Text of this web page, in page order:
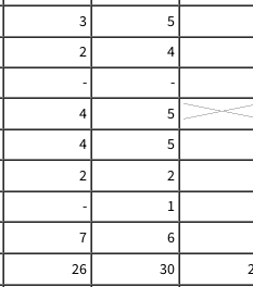
3
5
2
4
-
-
4
5
4
5
2
2
-
1
7
6
26 30